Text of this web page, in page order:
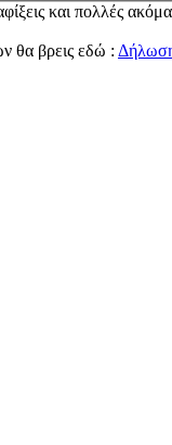
και πολλές
θα βρεις εδώ :